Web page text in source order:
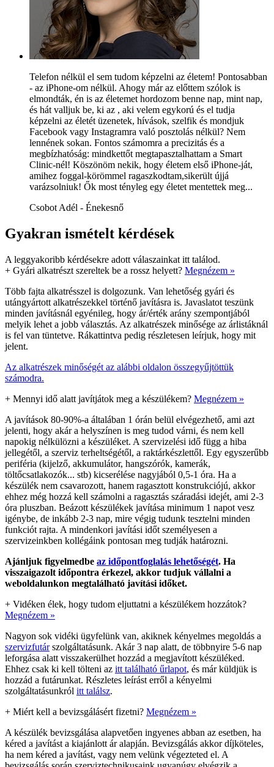
Telefon nélkül el sem tudom képzelni az életem! Pontosabban
- az iPhone-om nélkül. Ahogy már az előttem szólok is
elmondták, én is az életemet hordozom benne nap, mint nap,
és hát valljuk be, ki az , aki velem egykorú és el tudja
képzelni az életét üzenetek, hívások, szelfik és mondjuk
Facebook vagy Instagramra való posztolás nélkül? Nem
lennének sokan. Fontos számomra a precizitás és a
megbízhatóság: mindkettőt megtapasztalhattam a Smart
Clinic-nél! Köszönöm nekik, hogy életem első iPhone-ját,
amihez foggal-körömmel ragaszkodtam,sikerült újjá
varázsolniuk! Ők most tényleg egy életet mentettek meg...
Csobot Adél - Énekesnő
Gyakran ismételt kérdések
A leggyakoribb kérdésekre adott válaszainkat itt találod.
+ Gyári alkatrészt szereltek be a rossz helyett? Megnézem »
Több fajta alkatrésszel is dolgozunk. Van lehetőség gyári és
utángyártott alkatrészekkel történő javításra is. Javaslatot teszünk
minden javításnál egyénileg, hogy ár/érték arány szempontjából
melyik lehet a jobb választás. Az alkatrészek minősége az árlistáknál
is fel van tüntetve. Rákattintva pedig részletesen leírjuk, hogy mit
jelent.
Az alkatrészek minőségét az alábbi oldalon összegyűjtöttük
számodra.
+ Mennyi idő alatt javítjátok meg a készülékem? Megnézem »
A javítások 80-90%-a általában 1 órán belül elvégezhető, ami azt
jelenti, hogy akár a helyszínen is meg tudod várni, és nem kell
napokig nélkülözni a készüléket. A szervizelési idő függ a hiba
jellegétől, a szerviz terheltségétől, a raktárkészlettől. Egy egyszerűbb
periféria (kijelző, akkumulátor, hangszórók, kamerák,
töltőcsatlakozók... stb) kicserélése nagyjából 0,5-1 óra. Ha a
készülék nem csavarozott, hanem ragasztott konstrukciójú, akkor
ehhez még hozzá kell számolni a ragasztás száradási idejét, ami 2-3
óra pluszban. Beázott készülékek javítása minimum 1 napot vesz
igénybe, de inkább 2-3 nap, mire végig tudunk tesztelni minden
funkciót rajta. A mindenkori javítási időt személyesen a
szervizeinkben kollégáink pontosan meg tudják határozni.
Ajánljuk figyelmedbe az időpontfoglalás lehetőségét. Ha
visszaigazolt időpontra érkezel, akkor tudjuk vállalni a
weboldalunkon megtalálható javítási időket.
+ Vidéken élek, hogy tudom eljuttatni a készülékem hozzátok?
Megnézem »
Nagyon sok vidéki ügyfelünk van, akiknek kényelmes megoldás a
szervizfutárszolgáltatásunk. Akár 3 nap alatt, de többnyire 5-6 nap
leforgása alatt visszakerülhet hozzád a megjavított készüléked.
Ehhez csak ki kell tölteni az itt található űrlapot, és már küldjük is
hozzád a futárunkat. Részletes leírást erről a kényelmi
szolgáltatásunkról itt találsz.
+ Miért kell a bevizsgálásért fizetni? Megnézem »
A készülék bevizsgálása alapvetően ingyenes abban az esetben, ha
kéred a javítást a kiajánlott ár alapján. Bevizsgálás akkor díjköteles,
ha nem kéred a javítást, vagy nem velünk végezteted el. A